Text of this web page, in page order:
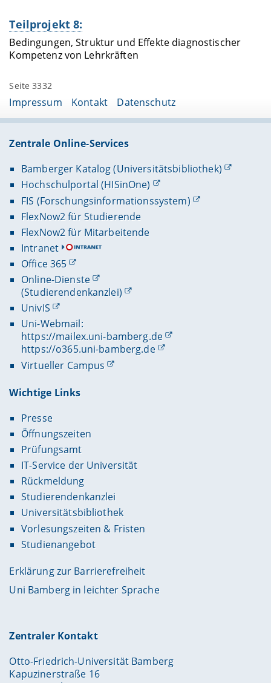
Teilprojekt 8:
Bedingungen, Struktur und Effekte diagnostischer
Kompetenz von Lehrkräften
Seite 3332
Impressum Kontakt Datenschutz
Zentrale Online-Services
Bamberger Katalog (Universitätsbibliothek)
Hochschulportal (HISinOne)
FIS (Forschungsinformationssystem)
FlexNow2 für Studierende
FlexNow2 für Mitarbeitende
Intranet
Office 365
Online-Dienste
(Studierendenkanzlei)
UnivIS
Uni-Webmail:
https://mailex.uni-bamberg.de
https://o365.uni-bamberg.de
Virtueller Campus
Wichtige Links
Presse
Öffnungszeiten
Prüfungsamt
IT-Service der Universität
Rückmeldung
Studierendenkanzlei
Universitätsbibliothek
Vorlesungszeiten & Fristen
Studienangebot
Erklärung zur Barrierefreiheit
Uni Bamberg in leichter Sprache
Zentraler Kontakt
Otto-Friedrich-Universität Bamberg
Kapuzinerstraße 16